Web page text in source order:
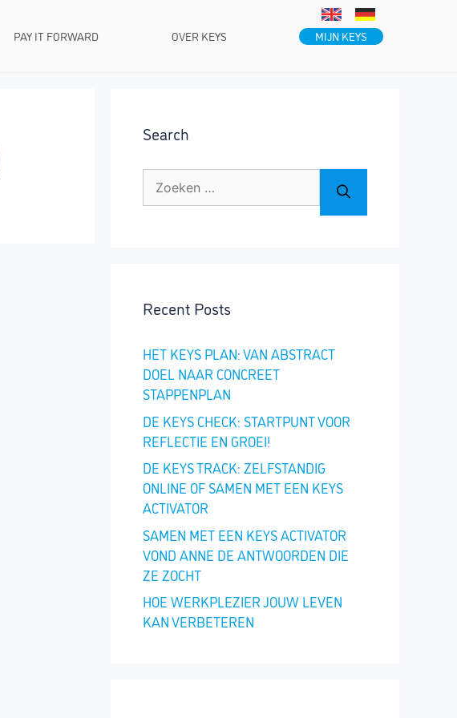
PAY IT FORWARD OVER KEYS MIJN KEYS
Search
Zoek
naar:
Recent Posts
HET KEYS PLAN: VAN ABSTRACT
DOEL NAAR CONCREET
STAPPENPLAN
DE KEYS CHECK: STARTPUNT VOOR
REFLECTIE EN GROEI!
DE KEYS TRACK: ZELFSTANDIG
ONLINE OF SAMEN MET EEN KEYS
ACTIVATOR
SAMEN MET EEN KEYS ACTIVATOR
VOND ANNE DE ANTWOORDEN DIE
ZE ZOCHT
HOE WERKPLEZIER JOUW LEVEN
KAN VERBETEREN